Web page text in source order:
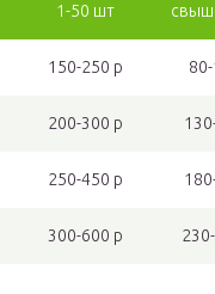
1-50 шт
150-250 р
200-300 р
250-450 р
300-600 р